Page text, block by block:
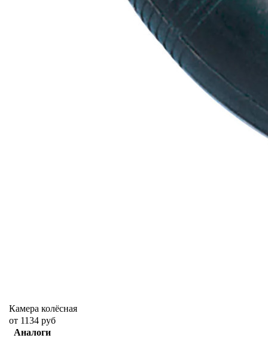
Камера колёсная
от 1134 руб
Аналоги